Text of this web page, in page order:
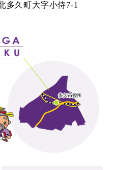
多久町大字小侍7-1